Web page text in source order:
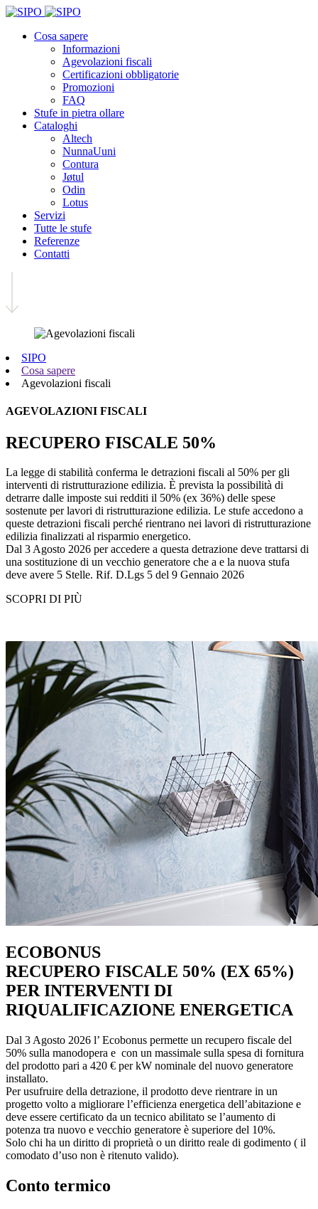
Cosa sapere
Informazioni
Agevolazioni fiscali
Certificazioni obbligatorie
Promozioni
FAQ
Stufe in pietra ollare
Cataloghi
Altech
NunnaUuni
Contura
Jøtul
Odin
Lotus
Servizi
Tutte le stufe
Referenze
Contatti
SIPO
Cosa sapere
Agevolazioni fiscali
AGEVOLAZIONI FISCALI
RECUPERO FISCALE 50%
La legge di stabilità conferma le detrazioni fiscali al 50% per gli
interventi di ristrutturazione edilizia. È prevista la possibilità di
detrarre dalle imposte sui redditi il 50% (ex 36%) delle spese
sostenute per lavori di ristrutturazione edilizia. Le stufe accedono a
queste detrazioni fiscali perché rientrano nei lavori di ristrutturazione
edilizia finalizzati al risparmio energetico.
Dal 3 Agosto 2026 per accedere a questa detrazione deve trattarsi di
una sostituzione di un vecchio generatore che a e la nuova stufa
deve avere 5 Stelle. Rif. D.Lgs 5 del 9 Gennaio 2026
SCOPRI DI PIÙ
ECOBONUS
RECUPERO FISCALE 50% (EX 65%)
PER INTERVENTI DI
RIQUALIFICAZIONE ENERGETICA
Dal 3 Agosto 2026 l’ Ecobonus permette un recupero fiscale del
50% sulla manodopera e con un massimale sulla spesa di fornitura
del prodotto pari a 420 € per kW nominale del nuovo generatore
installato.
Per usufruire della detrazione, il prodotto deve rientrare in un
progetto volto a migliorare l’efficienza energetica dell’abitazione e
deve essere certificato da un tecnico abilitato se l’aumento di
potenza tra nuovo e vecchio generatore è superiore del 10%.
Solo chi ha un diritto di proprietà o un diritto reale di godimento ( il
comodato d’uso non è ritenuto valido).
Conto termico